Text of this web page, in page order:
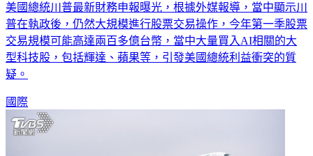
美國總統川普最新財務申報曝光，根據外媒報導，當中顯示川
普在執政後，仍然大規模進行股票交易操作，今年第一季股票
交易規模可能高達兩百多億台幣，當中大量買入AI相關的大
型科技股，包括輝達、蘋果等，引發美國總統利益衝突的質
疑。
國際